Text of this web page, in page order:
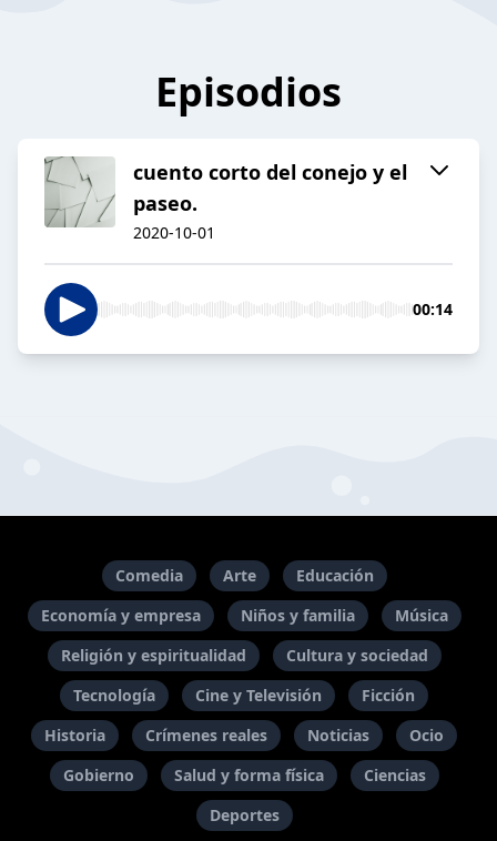
Episodios
cuento corto del conejo y el
paseo.
2020-10-01
00:14
Comedia Arte
Educación
Economía y empresa
Niños y familia
Música
Religión y espiritualidad
Cultura y sociedad
Tecnología
Cine y Televisión
Ficción
Historia
Crímenes reales Noticias
Ocio
Gobierno
Salud y forma física
Ciencias
Deportes